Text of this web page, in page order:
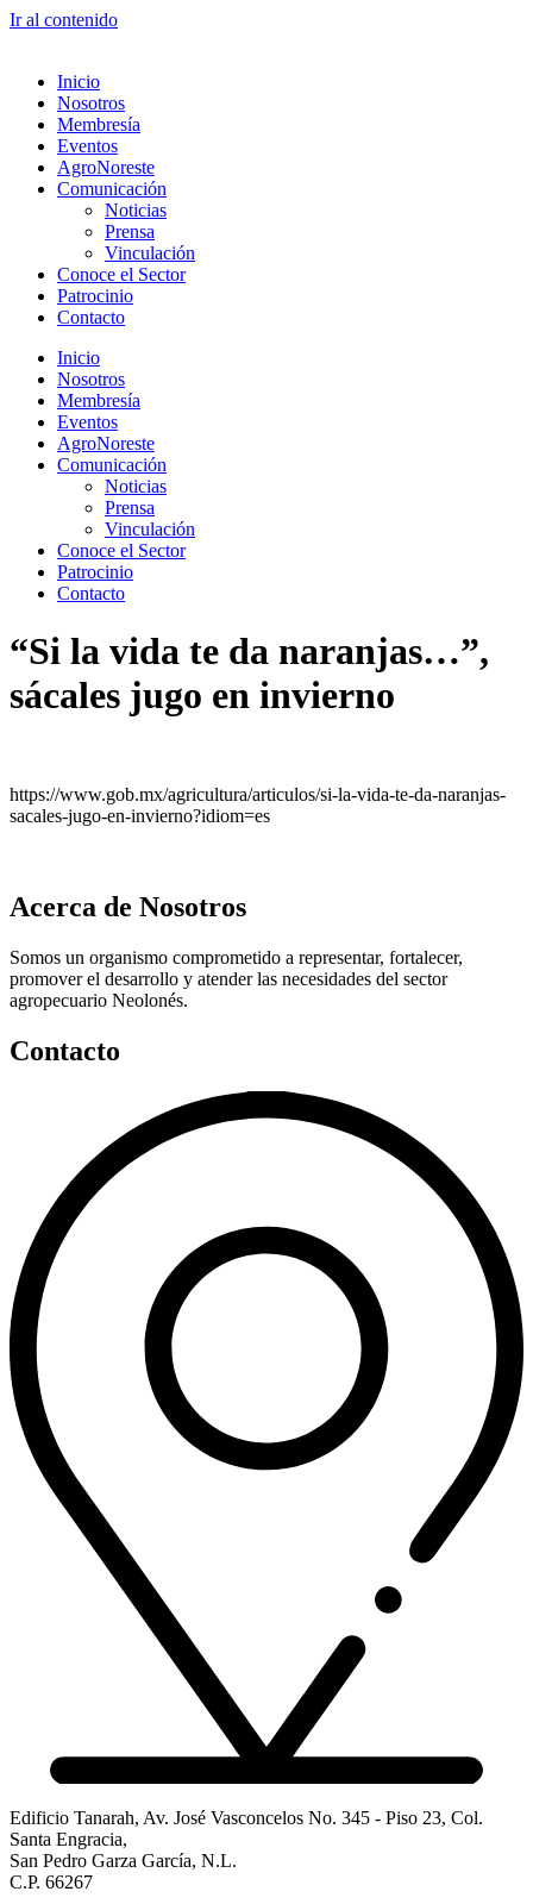
Ir al contenido
Inicio
Nosotros
Membresía
Eventos
AgroNoreste
Comunicación
Noticias
Prensa
Vinculación
Conoce el Sector
Patrocinio
Contacto
Inicio
Nosotros
Membresía
Eventos
AgroNoreste
Comunicación
Noticias
Prensa
Vinculación
Conoce el Sector
Patrocinio
Contacto
“Si la vida te da naranjas…”,
sácales jugo en invierno
https://www.gob.mx/agricultura/articulos/si-la-vida-te-da-naranjas-
sacales-jugo-en-invierno?idiom=es
Acerca de Nosotros
Somos un organismo comprometido a representar, fortalecer,
promover el desarrollo y atender las necesidades del sector
agropecuario Neolonés.
Contacto
Edificio Tanarah, Av. José Vasconcelos No. 345 - Piso 23, Col.
Santa Engracia,
San Pedro Garza García, N.L.
C.P. 66267